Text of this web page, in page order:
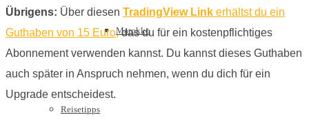
Marokko
Reisetipps
Übrigens: Über diesen TradingView Link erhältst du ein
Guthaben von 15 Euro,das du für ein kostenpflichtiges
Abonnement verwenden kannst. Du kannst dieses Guthaben
auch später in Anspruch nehmen, wenn du dich für ein
Upgrade entscheidest.